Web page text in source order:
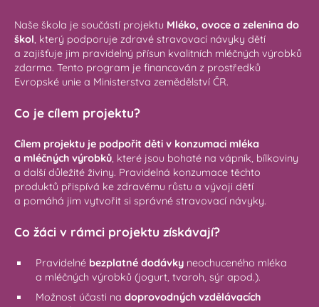
Naše škola je součástí projektu Mléko, ovoce a zelenina do
škol, který podporuje zdravé stravovací návyky dětí
a zajišťuje jim pravidelný přísun kvalitních mléčných výrobků
zdarma. Tento program je financován z prostředků
Evropské unie a Ministerstva zemědělství ČR.
Co je cílem projektu?
Cílem projektu je podpořit děti v konzumaci mléka
a mléčných výrobků, které jsou bohaté na vápník, bílkoviny
a další důležité živiny. Pravidelná konzumace těchto
produktů přispívá ke zdravému růstu a vývoji dětí
a pomáhá jim vytvořit si správné stravovací návyky.
Co žáci v rámci projektu získávají?
Pravidelné bezplatné dodávky neochuceného mléka
a mléčných výrobků (jogurt, tvaroh, sýr apod.).
Možnost účasti na doprovodných vzdělávacích